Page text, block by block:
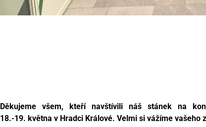
Děkujeme všem, kteří navštívili náš stánek na
18.-19. května v Hradci Králové. Velmi si vážíme vašeho